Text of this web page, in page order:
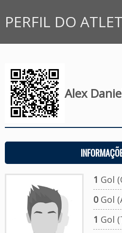
PERFIL DO
Alex
1 Gol
0Gol
1 Gol